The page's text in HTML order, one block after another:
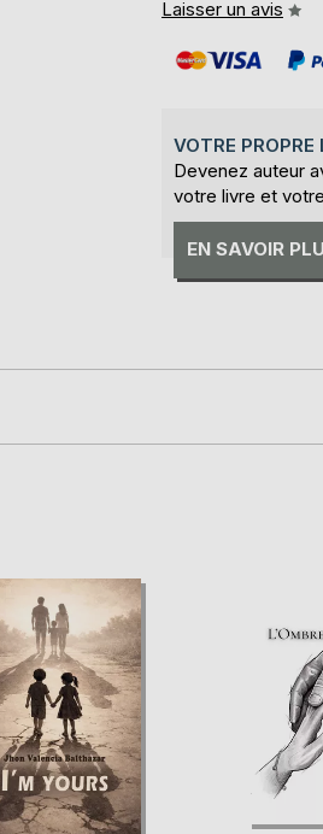
Laisser un avis
VOTRE PROPRE
Devenez auteur
votre livre et
EN SAVOIR